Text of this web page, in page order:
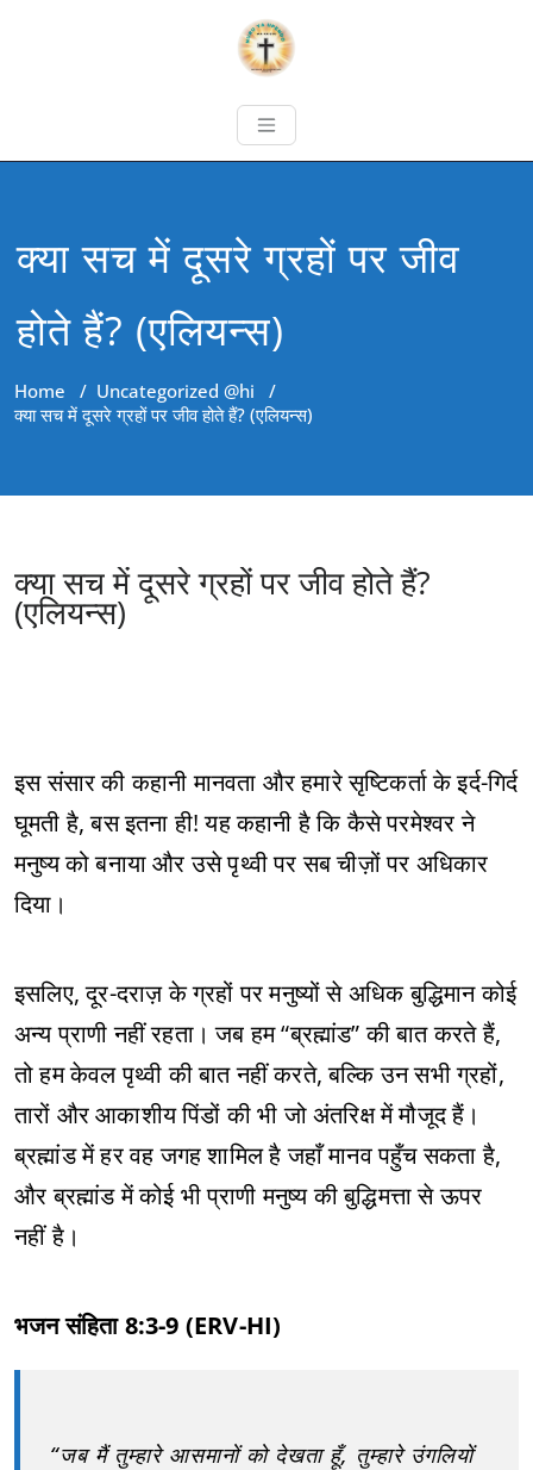
क्या सच में दूसरे ग्रहों पर जीव
होते हैं? (एलियन्स)
Home / Uncategorized @hi /
क्या सच में दूसरे ग्रहों पर जीव होते हैं? (एलियन्स)
क्या सच में दूसरे ग्रहों पर जीव होते हैं?
(एलियन्स)
इस संसार की कहानी मानवता और हमारे सृष्टिकर्ता के इर्द-गिर्द
घूमती है, बस इतना ही! यह कहानी है कि कैसे परमेश्वर ने
मनुष्य को बनाया और उसे पृथ्वी पर सब चीज़ों पर अधिकार
दिया।
इसलिए, दूर-दराज़ के ग्रहों पर मनुष्यों से अधिक बुद्धिमान कोई
अन्य प्राणी नहीं रहता। जब हम “ब्रह्मांड” की बात करते हैं,
तो हम केवल पृथ्वी की बात नहीं करते, बल्कि उन सभी ग्रहों,
तारों और आकाशीय पिंडों की भी जो अंतरिक्ष में मौजूद हैं।
ब्रह्मांड में हर वह जगह शामिल है जहाँ मानव पहुँच सकता है,
और ब्रह्मांड में कोई भी प्राणी मनुष्य की बुद्धिमत्ता से ऊपर
नहीं है।
भजन संहिता 8:3-9 (ERV-HI)
“जब मैं तुम्हारे आसमानों को देखता हूँ, तुम्हारे उंगलियों